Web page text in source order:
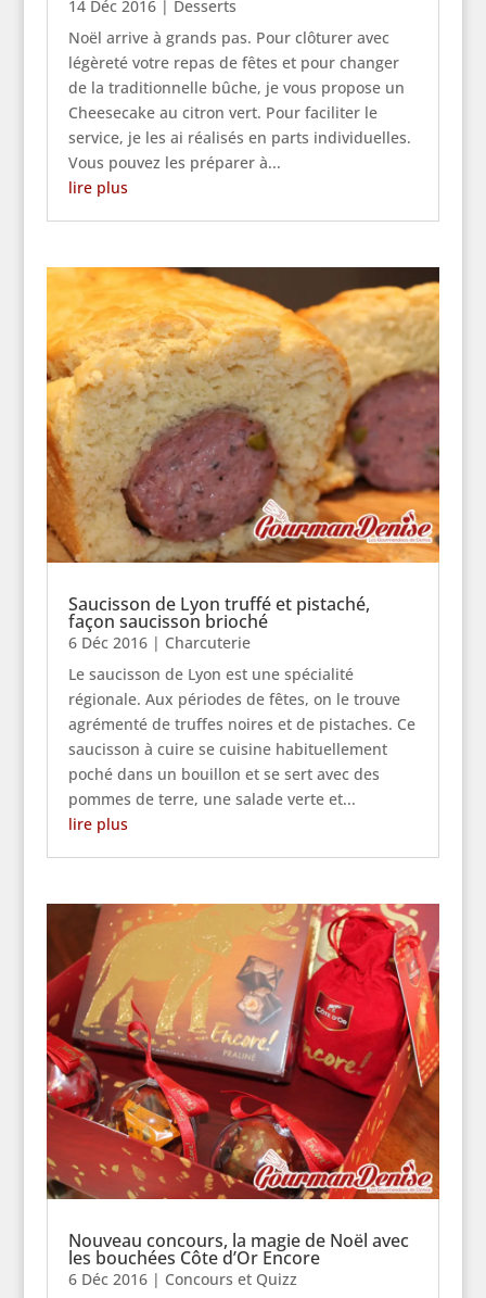
14 Déc 2016| Desserts
Noël arrive à grands pas. Pour clôturer avec
légèreté votre repas de fêtes et pour changer
de la traditionnelle bûche, je vous propose un
Cheesecake au citron vert. Pour faciliter le
service, je les ai réalisés en parts individuelles.
Vous pouvez les préparer à...
lire plus
Saucisson de Lyon truffé et pistaché,
façon saucisson brioché
6 Déc 2016| Charcuterie
Le saucisson de Lyon est une spécialité
régionale. Aux périodes de fêtes, on le trouve
agrémenté de truffes noires et de pistaches. Ce
saucisson à cuire se cuisine habituellement
poché dans un bouillon et se sert avec des
pommes de terre, une salade verte et...
lire plus
Nouveau concours, la magie de Noël avec
les bouchées Côte d’Or Encore
6 Déc 2016| Concours et Quizz